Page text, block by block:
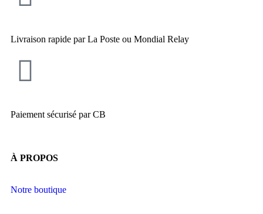
Livraison rapide par La Poste ou Mondial Relay
Paiement sécurisé par CB
À PROPOS
Notre boutique